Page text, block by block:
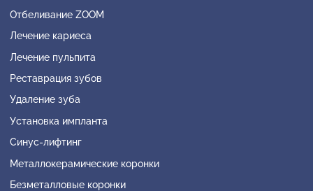
Отбеливание ZOOM
Лечение кариеса
Лечение пульпита
Реставрация зубов
Удаление зуба
Установка импланта
Синус-лифтинг
Металлокерамические коронки
Безметалловые коронки